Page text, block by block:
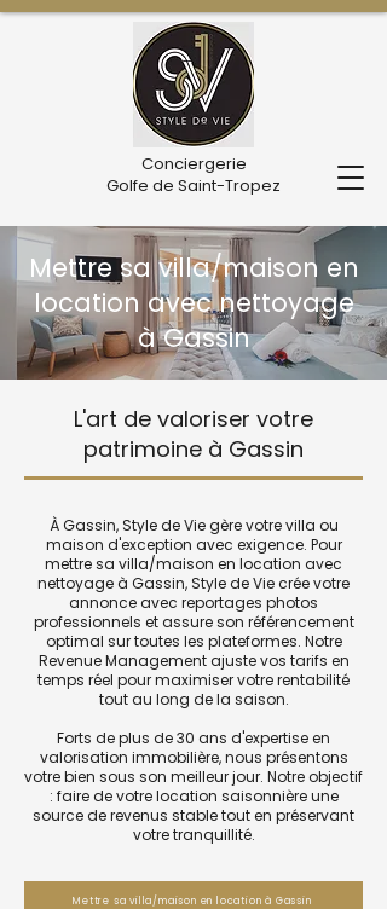
Conciergerie
Golfe de Saint-Tropez
Mettre sa villa/maison en
location avec nettoyage
à Gassin
L'art de valoriser votre
patrimoine à Gassin
À Gassin, Style de Vie gère votre villa ou
maison d'exception avec exigence. Pour
mettre sa villa/maison en location avec
nettoyage à Gassin, Style de Vie crée votre
annonce avec reportages photos
professionnels et assure son référencement
optimal sur toutes les plateformes. Notre
Revenue Management ajuste vos tarifs en
temps réel pour maximiser votre rentabilité
tout au long de la saison.
Forts de plus de 30 ans d'expertise en
valorisation immobilière, nous présentons
votre bien sous son meilleur jour. Notre objectif
: faire de votre location saisonnière une
source de revenus stable tout en préservant
votre tranquillité.
Mettre sa villa/maison en location à Gassin